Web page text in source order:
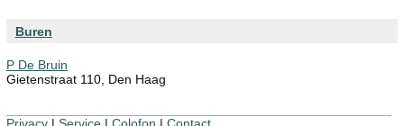
Buren
P De Bruin
Gietenstraat 110, Den Haag
Privacy | Service | Colofon | Contact